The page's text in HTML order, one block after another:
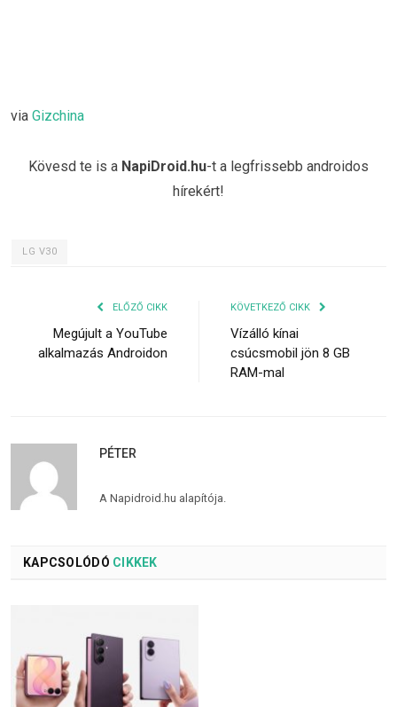
via Gizchina
Kövesd te is a NapiDroid.hu-t a legfrissebb androidos
hírekért!
LG V30
ELŐZŐ CIKK
Megújult a YouTube
alkalmazás Androidon
KÖVETKEZŐ CIKK
Vízálló kínai
csúcsmobil jön 8 GB
RAM-mal
PÉTER
A Napidroid.hu alapítója.
KAPCSOLÓDÓ CIKKEK